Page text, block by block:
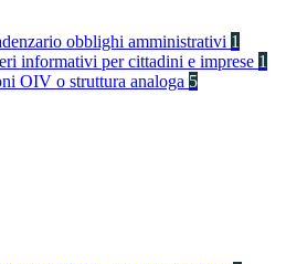
obblighi amministrativi 1
informativi per cittadini e imprese 1
OIV o struttura analoga 5